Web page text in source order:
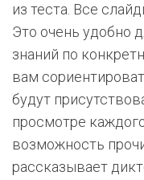
из теста. Все
Это очень удобно
знаний по
вам
будут
просмотре
возможность
рассказывает